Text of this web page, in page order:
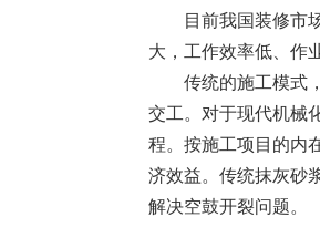
目前我国装修市场
大，工作效率低、作
传统的施工模式，
交工。对于现代机械
程。按施工项目的内
济效益。传统抹灰砂
解决空鼓开裂问题。